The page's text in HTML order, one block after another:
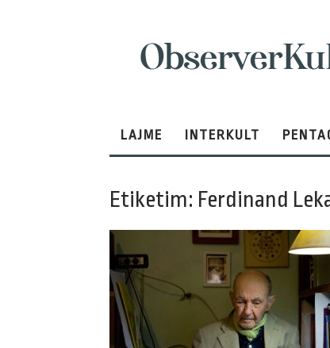
LAJME INTERKULT
Etiketim: Ferdinand